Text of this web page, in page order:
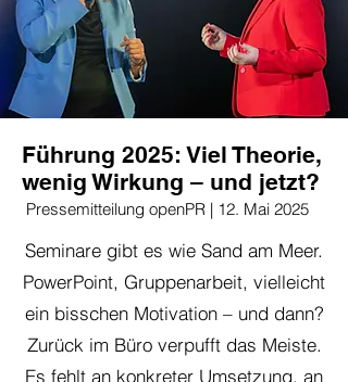
Führung 2025: Viel Theorie,
wenig Wirkung – und jetzt?
Pressemitteilung openPR | 12. Mai 2025
Seminare gibt es wie Sand am Meer.
PowerPoint, Gruppenarbeit, vielleicht
ein bisschen Motivation – und dann?
Zurück im Büro verpufft das Meiste.
Es fehlt an konkreter Umsetzung, an